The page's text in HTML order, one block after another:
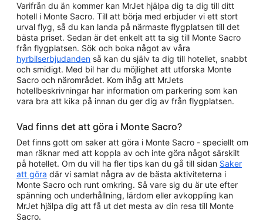
Varifrån du än kommer kan MrJet hjälpa dig ta dig till ditt
hotell i Monte Sacro. Till att börja med erbjuder vi ett stort
urval flyg, så du kan landa på närmaste flygplatsen till det
bästa priset. Sedan är det enkelt att ta sig till Monte Sacro
från flygplatsen. Sök och boka något av våra
hyrbilserbjudanden så kan du själv ta dig till hotellet, snabbt
och smidigt. Med bil har du möjlighet att utforska Monte
Sacro och närområdet. Kom ihåg att MrJets
hotellbeskrivningar har information om parkering som kan
vara bra att kika på innan du ger dig av från flygplatsen.
Vad finns det att göra i Monte Sacro?
Det finns gott om saker att göra i Monte Sacro - speciellt om
man räknar med att koppla av och inte göra något särskilt
på hotellet. Om du vill ha fler tips kan du gå till sidan Saker
att göra där vi samlat några av de bästa aktiviteterna i
Monte Sacro och runt omkring. Så vare sig du är ute efter
spänning och underhållning, lärdom eller avkoppling kan
MrJet hjälpa dig att få ut det mesta av din resa till Monte
Sacro.